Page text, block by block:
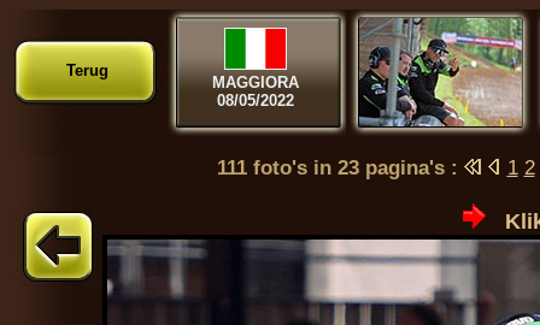
Terug
MAGGIORA
08/05/2022
111 foto's in 23 pagina's : 1 2